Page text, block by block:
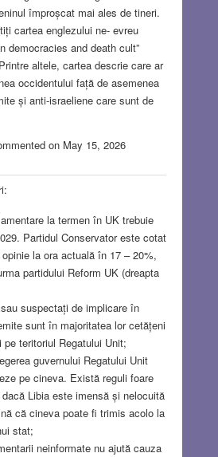
împroșcat mai ales de tineri.
cartea englezului ne- evreu
democracies and death cult”
altele, cartea descrie care ar
occidentului față de asemenea
și anti-israeliene care sunt de
on May 15, 2026
la termen în UK trebuie
Partidul Conservator este cotat
la ora actuală în 17 – 20%,
partidului Reform UK (dreapta
suspectați de implicare în
sunt în majoritatea lor cetățeni
teritoriul Regatului Unit;
guvernului Regatului Unit
pe cineva. Există reguli foare
Libia este imensă și nelocuită
că cineva poate fi trimis acolo la
stat;
neinformate nu ajută cauza